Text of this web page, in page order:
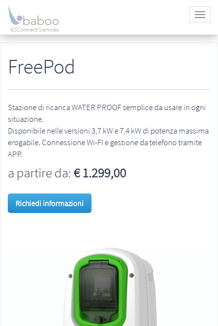
FreePod
Stazione di ricarica WATER PROOF semplice da usare in ogni
situazione.
Disponibile nelle versioni 3,7 kW e 7,4 kW di potenza massima
erogabile. Connessione Wi-FI e gestione da telefono tramite
APP.
a partire da: €1.299,00
Richiedi informazioni